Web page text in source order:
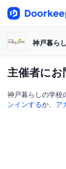
神戸暮ら
主催者に
神戸暮らしの学校
ンインするか、 ア